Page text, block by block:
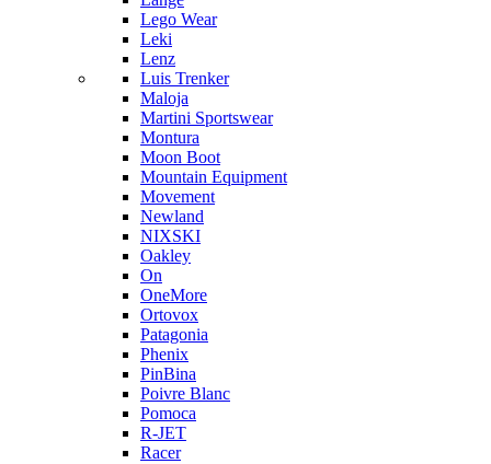
Lego Wear
Leki
Lenz
Luis Trenker
Maloja
Martini Sportswear
Montura
Moon Boot
Mountain Equipment
Movement
Newland
NIXSKI
Oakley
On
OneMore
Ortovox
Patagonia
Phenix
PinBina
Poivre Blanc
Pomoca
R-JET
Racer